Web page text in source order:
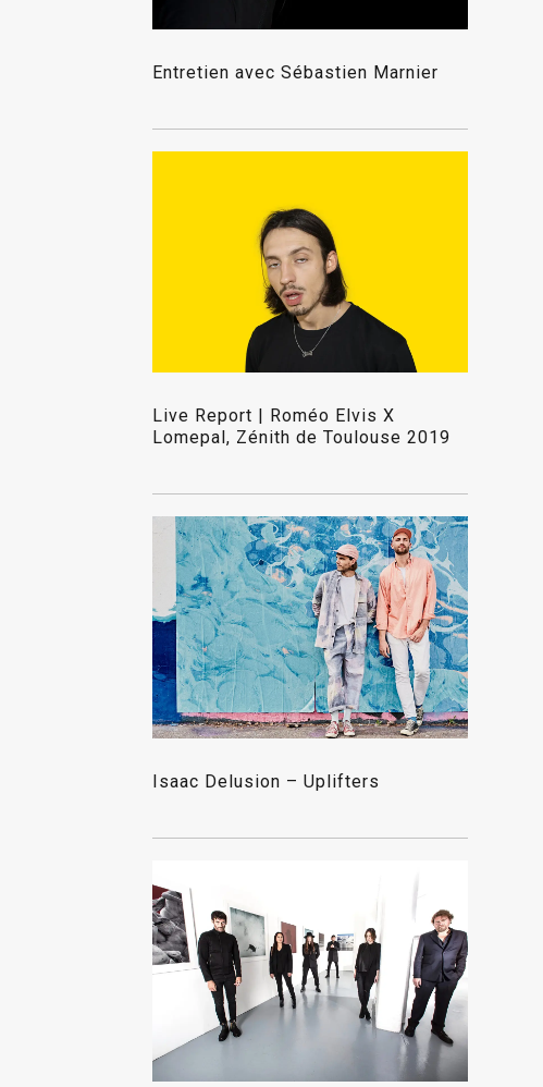
Entretien avec Sébastien Marnier
Live Report | Roméo Elvis X
Lomepal, Zénith de Toulouse 2019
Isaac Delusion – Uplifters